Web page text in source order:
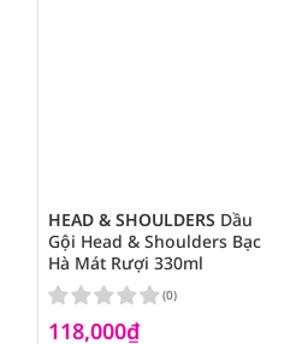
HEAD & SHOULDERS Dầu
Gội Head & Shoulders Bạc
Hà Mát Rượi 330ml
118,000₫
(0)